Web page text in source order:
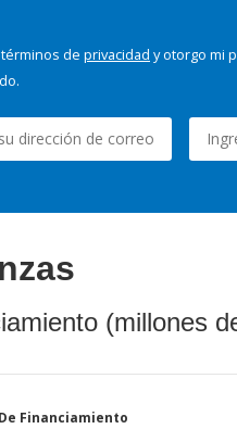
de privacidad y otorgo mi
(millones
Financiamiento